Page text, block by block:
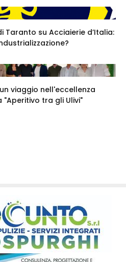
Taranto su Acciaierie d’Italia:
viaggio nell'eccellenza
tra gli Ulivi"